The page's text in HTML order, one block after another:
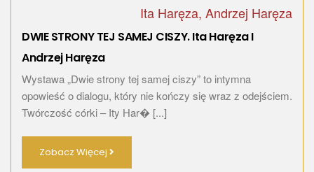
Ita Haręza, Andrzej Haręza
DWIE STRONY TEJ SAMEJ CISZY. Ita Haręza I
Andrzej Haręza
Wystawa „Dwie strony tej samej ciszy” to intymna
opowieść o dialogu, który nie kończy się wraz z odejściem.
Twórczość córki – Ity Har� [...]
Zobacz Więcej